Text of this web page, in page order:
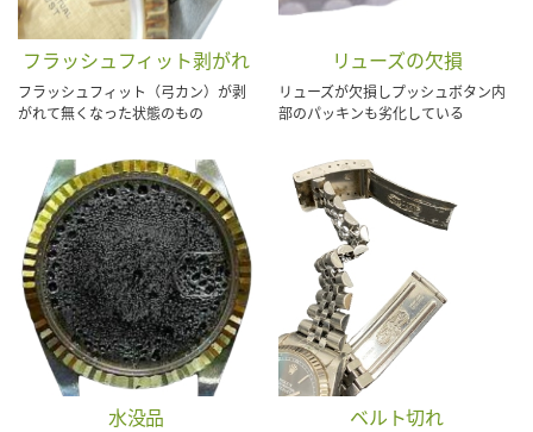
フラッシュフィット剥がれ
フラッシュフィット（弓カン）が剥
がれて無くなった状態のもの
リューズの欠損
リューズが欠損しプッシュボタン内
部のパッキンも劣化している
水没品 ベルト切れ